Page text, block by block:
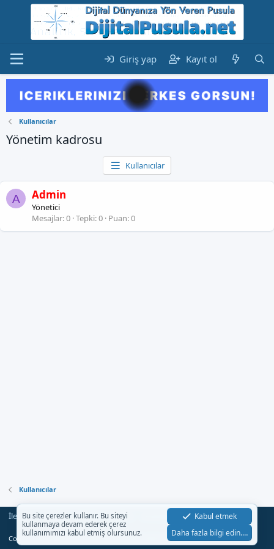
Giriş yap Kayıt ol
Kullanıcılar
Yönetim kadrosu
Kullanıcılar
A Admin
Yönetici
Mesajlar 0 Tepki 0 Puan 0
Kullanıcılar
İletişim Şartlar Gizlilik Yardım
R
S
S
Community platform by XenForo® © 2010-2023 XenForo Ltd.
Bu site çerezler kullanır. Bu siteyi
kullanmaya devam ederek çerez
kullanımımızı kabul etmiş olursunuz.
Kabul etmek
Daha fazla bilgi edin.…